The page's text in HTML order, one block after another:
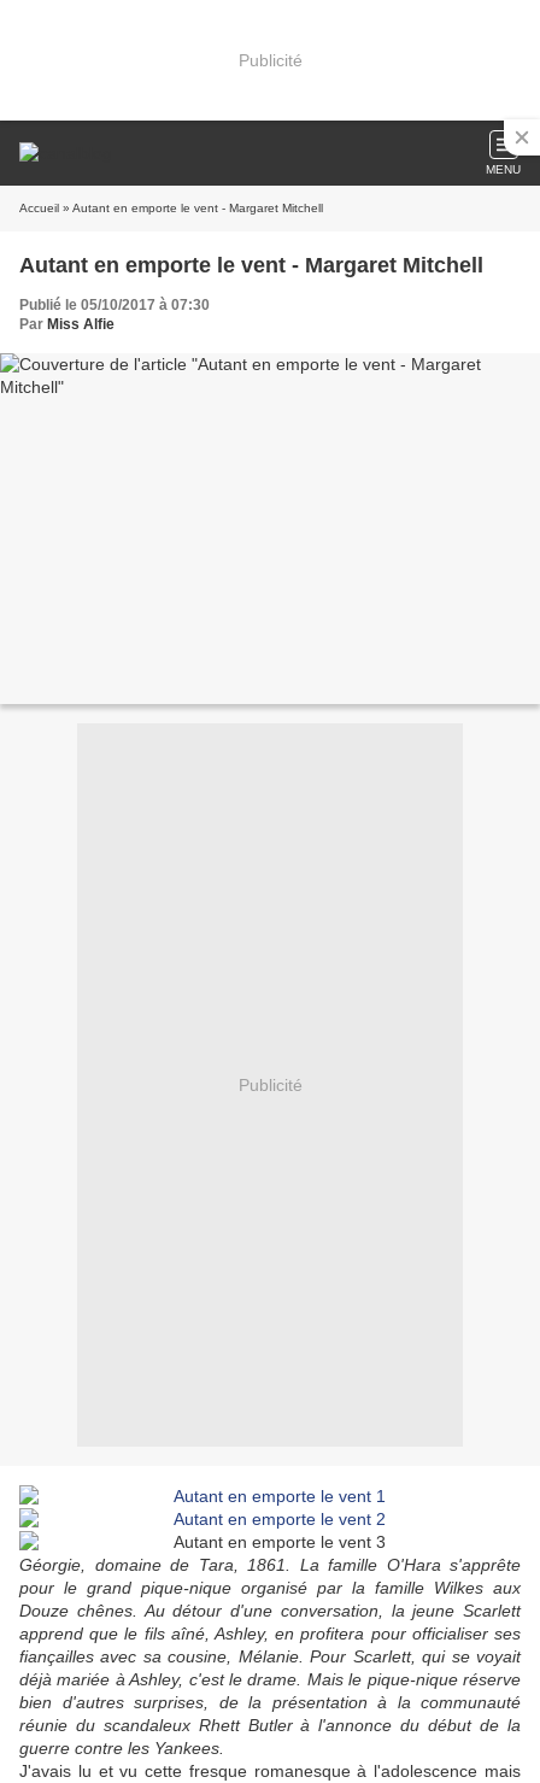
Publicité
MENU
Accueil » Autant en emporte le vent - Margaret Mitchell
Autant en emporte le vent - Margaret Mitchell
Publié le 05/10/2017 à 07:30
Par Miss Alfie
Publicité
Géorgie, domaine de Tara, 1861. La famille O'Hara s'apprête
pour le grand pique-nique organisé par la famille Wilkes aux
Douze chênes. Au détour d'une conversation, la jeune Scarlett
apprend que le fils aîné, Ashley, en profitera pour officialiser ses
fiançailles avec sa cousine, Mélanie. Pour Scarlett, qui se voyait
déjà mariée à Ashley, c'est le drame. Mais le pique-nique réserve
bien d'autres surprises, de la présentation à la communauté
réunie du scandaleux Rhett Butler à l'annonce du début de la
guerre contre les Yankees.
J'avais lu et vu cette fresque romanesque à l'adolescence mais